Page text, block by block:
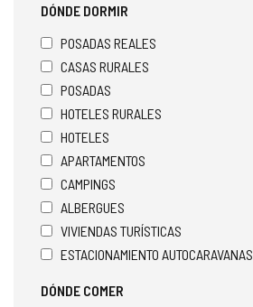
DÓNDE DORMIR
POSADAS REALES
CASAS RURALES
POSADAS
HOTELES RURALES
HOTELES
APARTAMENTOS
CAMPINGS
ALBERGUES
VIVIENDAS TURÍSTICAS
ESTACIONAMIENTO AUTOCARAVANAS
DÓNDE COMER